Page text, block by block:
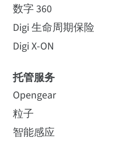
数字 360
Digi 生命周期保险
Digi X-ON
托管服务
Opengear
粒子
智能感应